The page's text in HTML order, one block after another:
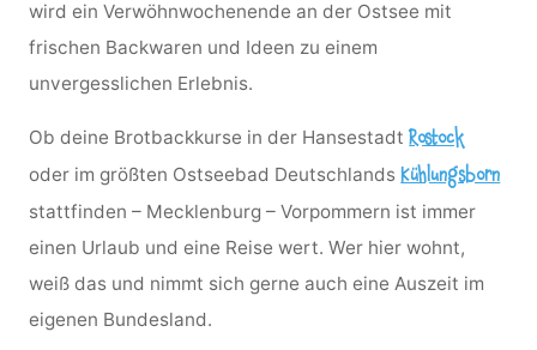
wird ein Verwöhnwochenende an der Ostsee mit
frischen Backwaren und Ideen zu einem
unvergesslichen Erlebnis.
Ob deine Brotbackkurse in der HansestadtRostock
oder im größten Ostseebad Deutschlands Kühlungsborn
stattfinden – Mecklenburg – Vorpommern ist immer
einen Urlaub und eine Reise wert. Wer hier wohnt,
weiß das und nimmt sich gerne auch eine Auszeit im
eigenen Bundesland.